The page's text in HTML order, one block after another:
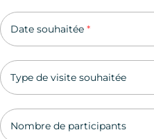
Date souhaitée *
Type de visite souhaitée
Nombre de participants